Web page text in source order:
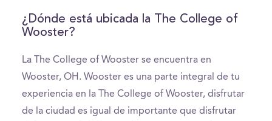
¿Dónde está ubicada la The College of
Wooster?
La The College of Wooster se encuentra en
Wooster, OH. Wooster es una parte integral de tu
experiencia en la The College of Wooster, disfrutar
de la ciudad es igual de importante que disfrutar